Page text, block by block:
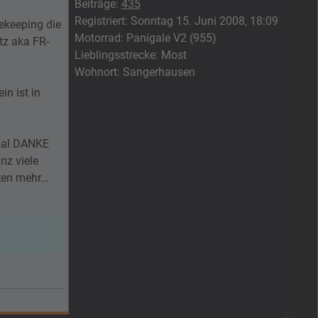
Beiträge: 435
Registriert: Sonntag 15. Juni 2008, 18:09
Motorrad: Panigale V2 (955)
Lieblingsstrecke: Most
Wohnort: Sangerhausen
die
aka FR-
ist in
DANKE
viele
mehr...